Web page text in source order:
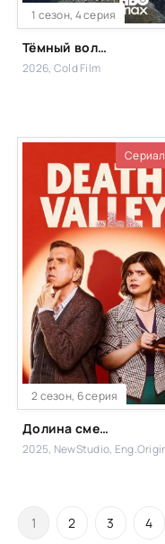
1 сезон, 4 серия
Тёмный волшебник
2026, Cold Film
Сериал
2 сезон, 6 серия
Долина смерти
2025, NewStudio,
1 2 3 4